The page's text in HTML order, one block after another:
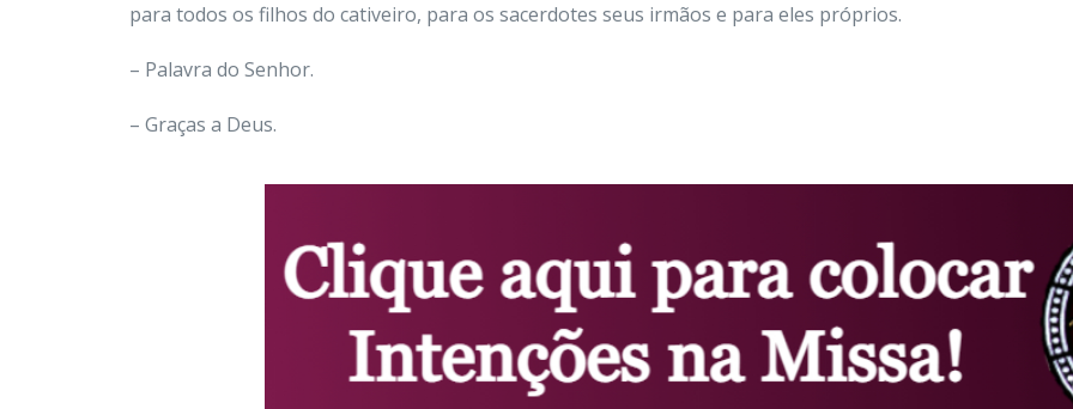
para todos os filhos do cativeiro, para os sacerdotes seus irmãos e para eles próprios.
– Palavra do Senhor.
– Graças a Deus.